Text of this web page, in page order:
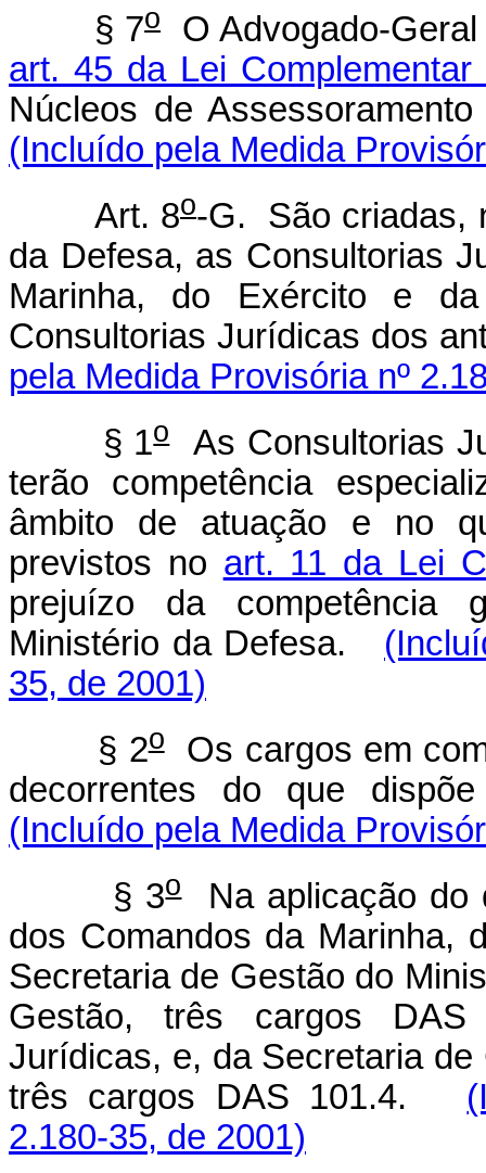
§ 7o
O Advogado-
art. 45 da Lei
Núcleos de
(Incluído pela Medida
Art. 8o-G. São criadas,
da Defesa, as Consultorias
Marinha, do Exército e
Consultorias Jurídicas dos
pela Medida Provisória nº
§ 1oAs Consultorias
terão competência
âmbito de atuação e no
previstos no art. 11 da Lei
prejuízo da competência
Ministério da Defesa.
35, de 2001)
§ 2oOs cargos em
decorrentes do que
(Incluído pela Medida
§ 3oNa aplicação do
dos Comandos da Marinha,
Secretaria de Gestão do
Gestão, três cargos DAS
Jurídicas, e, da Secretaria
três cargos DAS 101.4.
2.180-35, de 2001)